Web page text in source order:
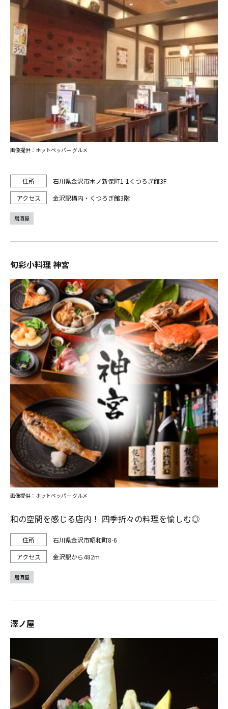
石川県金沢市木ノ新保町1-1くつろぎ館3F
金沢駅構内・くつろぎ館3階
画像提供：ホットペッパー グルメ
居酒屋
旬彩小料理 神宮
和の空間を感じる店内！ 四季折々の料理を愉しむ◎
石川県金沢市昭和町8-6
金沢駅から482m
画像提供：ホットペッパー グルメ
居酒屋
澤ノ屋